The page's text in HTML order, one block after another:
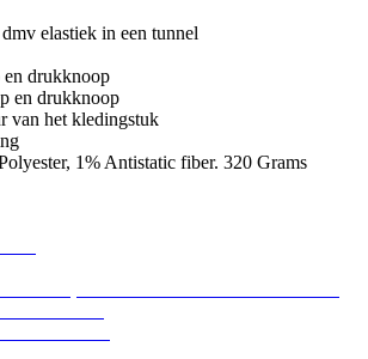
elastiek in een tunnel
en drukknoop
en drukknoop
van het kledingstuk
1% Antistatic fiber. 320 Grams